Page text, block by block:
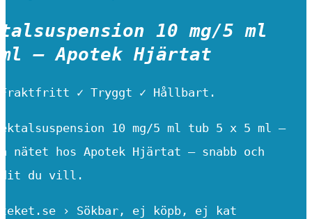
10 mg/5 ml
– Apotek Hjärtat
✓ Tryggt ✓ Hållbart.
10 mg/5 ml tub 5 x 5 ml –
nätet hos Apotek Hjärtat – snabb och
dit du vill.
› Sökbar, ej köpb, ej kat